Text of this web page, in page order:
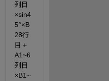
列目
×sin4
5°×B
28行
目＋
A1~6
列目
×B1~